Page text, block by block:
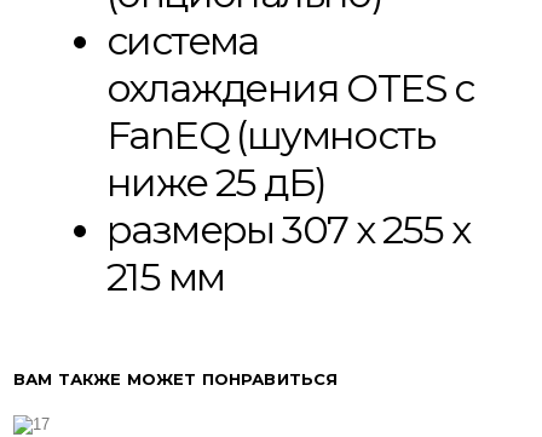
система
охлаждения OTES с
FanEQ (шумность
ниже 25 дБ)
размеры 307 x 255 x
215 мм
ВАМ ТАКЖЕ МОЖЕТ ПОНРАВИТЬСЯ